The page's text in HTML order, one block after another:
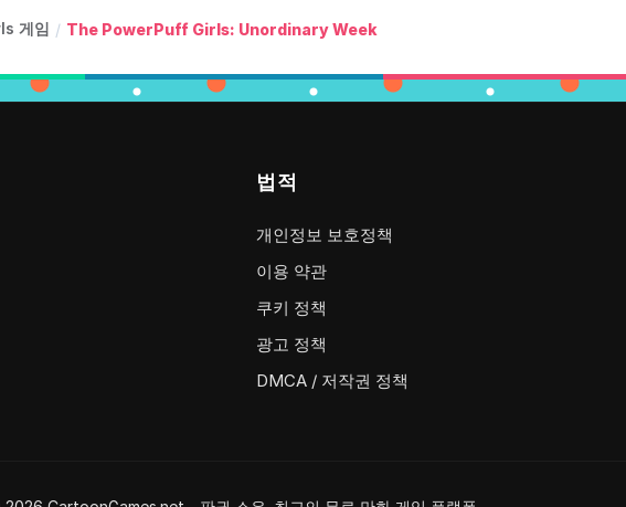
게임 / The PowerPuff Girls: Unordinary Week
법적
개인정보 보호정책
이용 약관
쿠키 정책
광고 정책
DMCA / 저작권 정책